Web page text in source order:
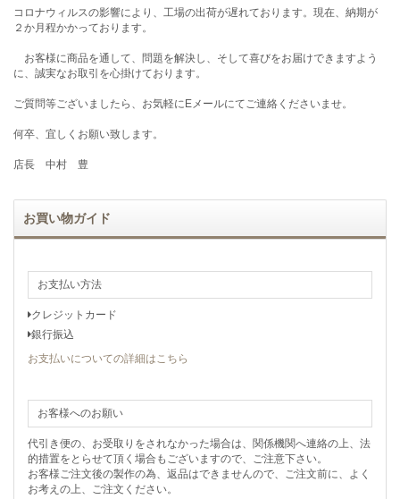
コロナウィルスの影響により、工場の出荷が遅れております。現在、納期が
２か月程かかっております。
お客様に商品を通して、問題を解決し、そして喜びをお届けできますよう
に、誠実なお取引を心掛けております。
ご質問等ございましたら、お気軽にEメールにてご連絡くださいませ。
何卒、宜しくお願い致します。
店長 中村 豊
お買い物ガイド
お支払い方法
クレジットカード
銀行振込
お支払いについての詳細はこちら
お客様へのお願い
代引き便の、お受取りをされなかった場合は、関係機関へ連絡の上、法
的措置をとらせて頂く場合もございますので、ご注意下さい。
お客様ご注文後の製作の為、返品はできませんので、ご注文前に、よく
お考えの上、ご注文ください。